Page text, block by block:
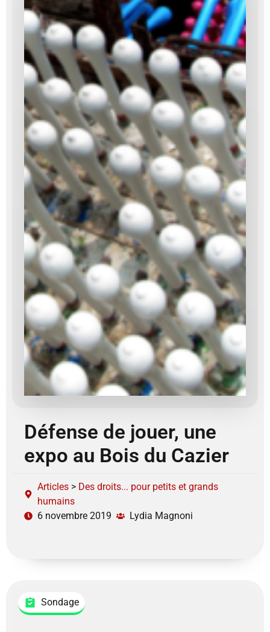
Défense de jouer, une
expo au Bois du Cazier
Articles > Des droits... pour petits et grands
humains
6 novembre 2019
Lydia Magnoni
Sondage